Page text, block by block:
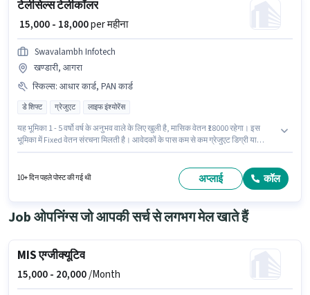
टेलीसेल्स टेलीकॉलर
₹ 15,000 - 18,000per महीना
Swavalambh Infotech
खण्डारी, आगरा
स्किल्स: आधार कार्ड, PAN कार्ड
डे शिफ्ट ग्रेजुएट लाइफ इंश्योरेंस
यह भूमिका 1 - 5 वर्षो वर्ष के अनुभव वाले के लिए खुली है, मासिक वेतन ₹18000 रहेगा। इस
भूमिका में Fixed वेतन संरचना मिलती है। आवेदकों के पास कम से कम ग्रेजुएट डिग्री या
टेलीमार्केटिंग श्रेणी में टेली कॉलर के रूप में जुड़ें।
10+ दिन पहले पोस्ट की गई थी अप्लाई कॉल
Job ओपनिंग्स जो आपकी सर्च से लगभग मेल खाते हैं
MIS एग्जीक्यूटिव
15,000 - 20,000/Month